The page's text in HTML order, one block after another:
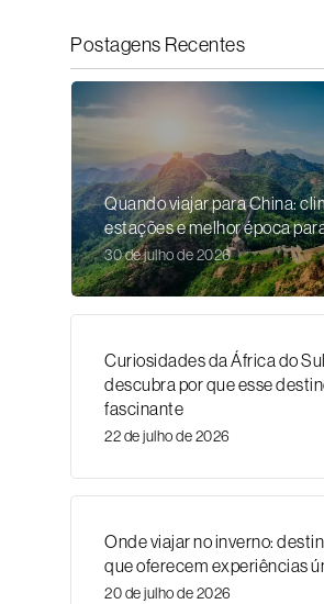
Postagens Recentes
Quando viajar para China:
estações e melhor época
30 de julho de 2026
Curiosidades da África do
descubra por que esse
fascinante
22 de julho de 2026
Onde viajar no inverno:
que oferecem experiências
20 de julho de 2026